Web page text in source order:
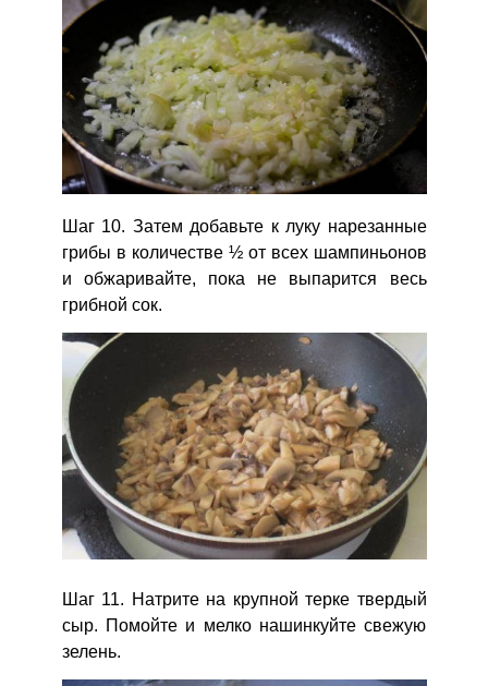
Шаг 10. Затем добавьте к луку нарезанные
грибы в количестве ½ от всех шампиньонов
и обжаривайте, пока не выпарится весь
грибной сок.
Шаг 11. Натрите на крупной терке твердый
сыр. Помойте и мелко нашинкуйте свежую
зелень.